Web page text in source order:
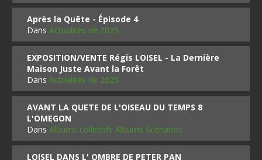
Après la Quête - Épisode 4
DansActualités de 2025
EXPOSITION/VENTE Régis LOISEL - La Dernière
Maison Juste Avant la Forêt
DansActualités de 2025
AVANT LA QUETE DE L'OISEAU DU TEMPS 8
L'OMEGON
DansAlbums collectifs Albums Scénarios
LOISEL DANS L' OMBRE DE PETER PAN